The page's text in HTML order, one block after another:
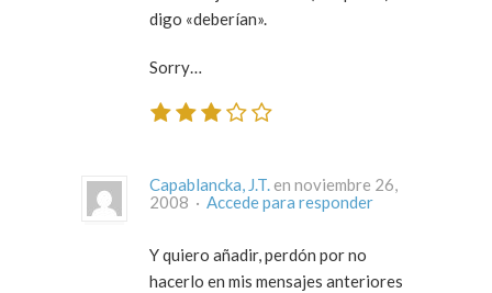
digo «deberían».
Sorry…
Capablancka, J.T. en noviembre 26,
2008 · Accede para responder
Y quiero añadir, perdón por no
hacerlo en mis mensajes anteriores